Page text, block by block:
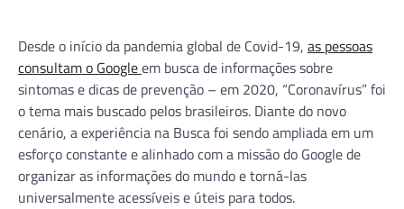
Desde o início da pandemia global de Covid-19, as pessoas
consultam o Googleem busca de informações sobre
sintomas e dicas de prevenção – em 2020, “Coronavírus” foi
o tema mais buscado pelos brasileiros. Diante do novo
cenário, a experiência na Busca foi sendo ampliada em um
esforço constante e alinhado com a missão do Google de
organizar as informações do mundo e torná-las
universalmente acessíveis e úteis para todos.